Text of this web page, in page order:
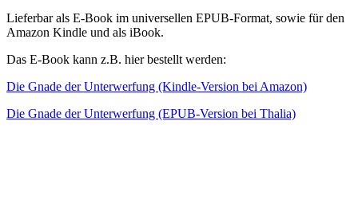
Lieferbar als E-Book im universellen EPUB-Format, sowie für den
Amazon Kindle und als iBook.
Das E-Book kann z.B. hier bestellt werden:
Die Gnade der Unterwerfung (Kindle-Version bei Amazon)
Die Gnade der Unterwerfung (EPUB-Version bei Thalia)